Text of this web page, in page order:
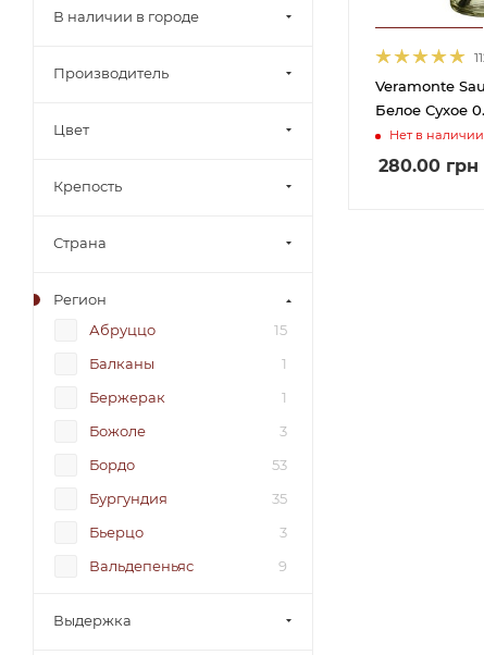
Veramonte
Белое Сухое
Нет в наличии
280.00 грн
В наличии в городе
Производитель
Цвет
Крепость
Страна
Регион
Абруццо
15
Балканы
1
Бержерак
1
Божоле
3
Бордо
53
Бургундия
35
Бьерцо
3
Вальдепеньяс
9
Вестерн Кейп
Выдержка